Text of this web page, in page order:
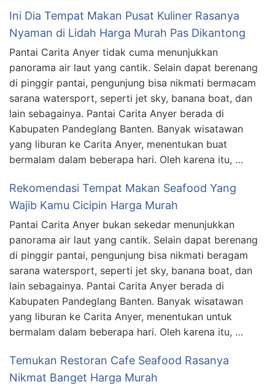
Ini Dia Tempat Makan Pusat Kuliner Rasanya
Nyaman di Lidah Harga Murah Pas Dikantong
Pantai Carita Anyer tidak cuma menunjukkan
panorama air laut yang cantik. Selain dapat berenang
di pinggir pantai, pengunjung bisa nikmati bermacam
sarana watersport, seperti jet sky, banana boat, dan
lain sebagainya. Pantai Carita Anyer berada di
Kabupaten Pandeglang Banten. Banyak wisatawan
yang liburan ke Carita Anyer, menentukan buat
bermalam dalam beberapa hari. Oleh karena itu, …
Rekomendasi Tempat Makan Seafood Yang
Wajib Kamu Cicipin Harga Murah
Pantai Carita Anyer bukan sekedar menunjukkan
panorama air laut yang cantik. Selain dapat berenang
di pinggir pantai, pengunjung bisa nikmati beragam
sarana watersport, seperti jet sky, banana boat, dan
lain sebagainya. Pantai Carita Anyer berada di
Kabupaten Pandeglang Banten. Banyak wisatawan
yang liburan ke Carita Anyer, menentukan untuk
bermalam dalam beberapa hari. Oleh karena itu, …
Temukan Restoran Cafe Seafood Rasanya
Nikmat Banget Harga Murah